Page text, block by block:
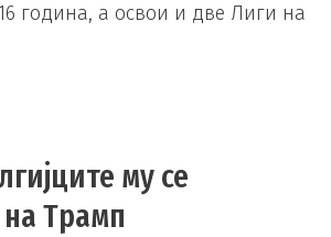
година, а освои и две Лиги на
му се
Трамп